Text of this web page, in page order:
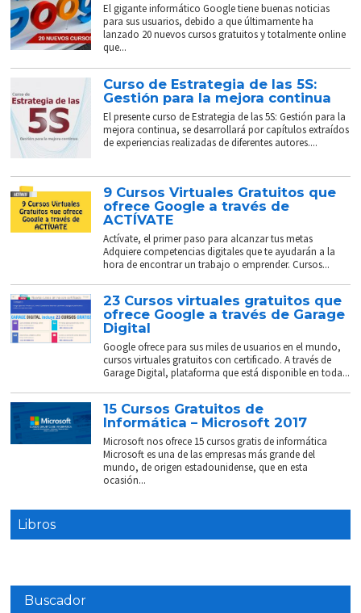
El gigante informático Google tiene buenas noticias
para sus usuarios, debido a que últimamente ha
lanzado 20 nuevos cursos gratuitos y totalmente online
que...
Curso de Estrategia de las 5S:
Gestión para la mejora continua
El presente curso de Estrategia de las 5S: Gestión para la
mejora continua, se desarrollará por capítulos extraídos
de experiencias realizadas de diferentes autores....
9 Cursos Virtuales Gratuitos que
ofrece Google a través de
ACTÍVATE
Actívate, el primer paso para alcanzar tus metas
Adquiere competencias digitales que te ayudarán a la
hora de encontrar un trabajo o emprender. Cursos...
23 Cursos virtuales gratuitos que
ofrece Google a través de Garage
Digital
Google ofrece para sus miles de usuarios en el mundo,
cursos virtuales gratuitos con certificado. A través de
Garage Digital, plataforma que está disponible en toda...
15 Cursos Gratuitos de
Informática – Microsoft 2017
Microsoft nos ofrece 15 cursos gratis de informática
Microsoft es una de las empresas más grande del
mundo, de origen estadounidense, que en esta
ocasión...
Libros
Buscador